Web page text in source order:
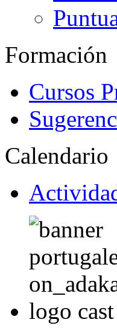
Formación
Cursos
Calendario